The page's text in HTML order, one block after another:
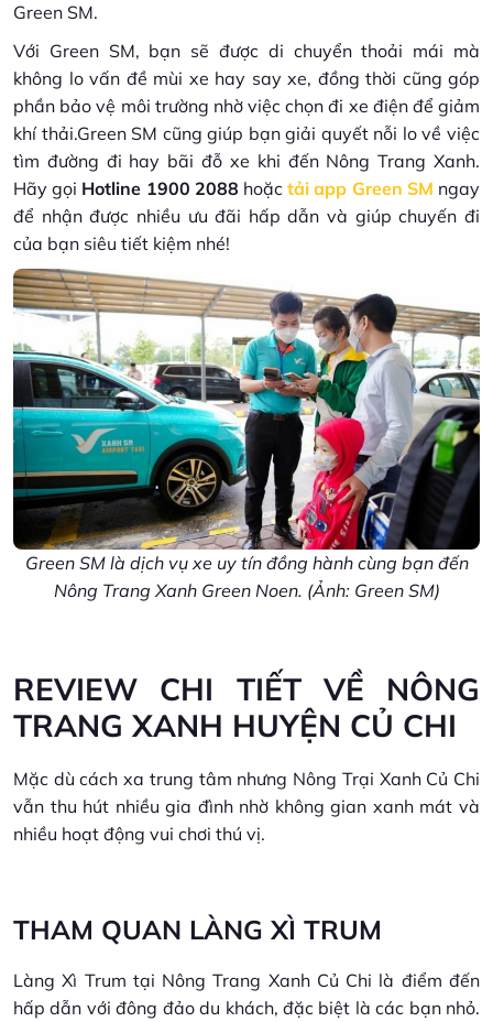
Green SM.
Với Green SM, bạn sẽ được di chuyển thoải mái mà
không lo vấn đề mùi xe hay say xe, đồng thời cũng góp
phần bảo vệ môi trường nhờ việc chọn đi xe điện để giảm
khí thải.Green SM cũng giúp bạn giải quyết nỗi lo về việc
tìm đường đi hay bãi đỗ xe khi đến Nông Trang Xanh.
Hãy gọi Hotline 1900 2088 hoặctải app Green SM ngay
để nhận được nhiều ưu đãi hấp dẫn và giúp chuyến đi
của bạn siêu tiết kiệm nhé!
Green SM là dịch vụ xe uy tín đồng hành cùng bạn đến
Nông Trang Xanh Green Noen. (Ảnh: Green SM)
REVIEW CHI TIẾT VỀ NÔNG
TRANG XANH HUYỆN CỦ CHI
Mặc dù cách xa trung tâm nhưng Nông Trại Xanh Củ Chi
vẫn thu hút nhiều gia đình nhờ không gian xanh mát và
nhiều hoạt động vui chơi thú vị.
THAM QUAN LÀNG XÌ TRUM
Làng Xì Trum tại Nông Trang Xanh Củ Chi là điểm đến
hấp dẫn với đông đảo du khách, đặc biệt là các bạn nhỏ.